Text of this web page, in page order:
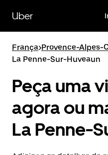
para
conteúdo
Uber
França>Provence-Alpes-
La Penne-Sur-Huveaun
Peça uma
agora ou
La Penne-